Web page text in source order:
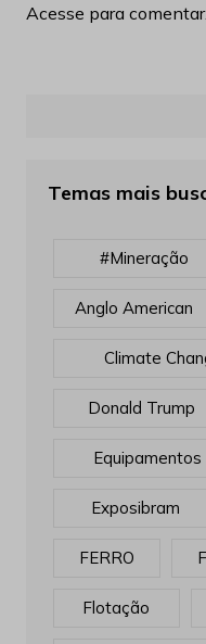
Acesse para comentar.
Temas mais
#mineração
Anglo American
Climate
Donald Trump
Equipamentos
Exposibram
FERRO
Flotação